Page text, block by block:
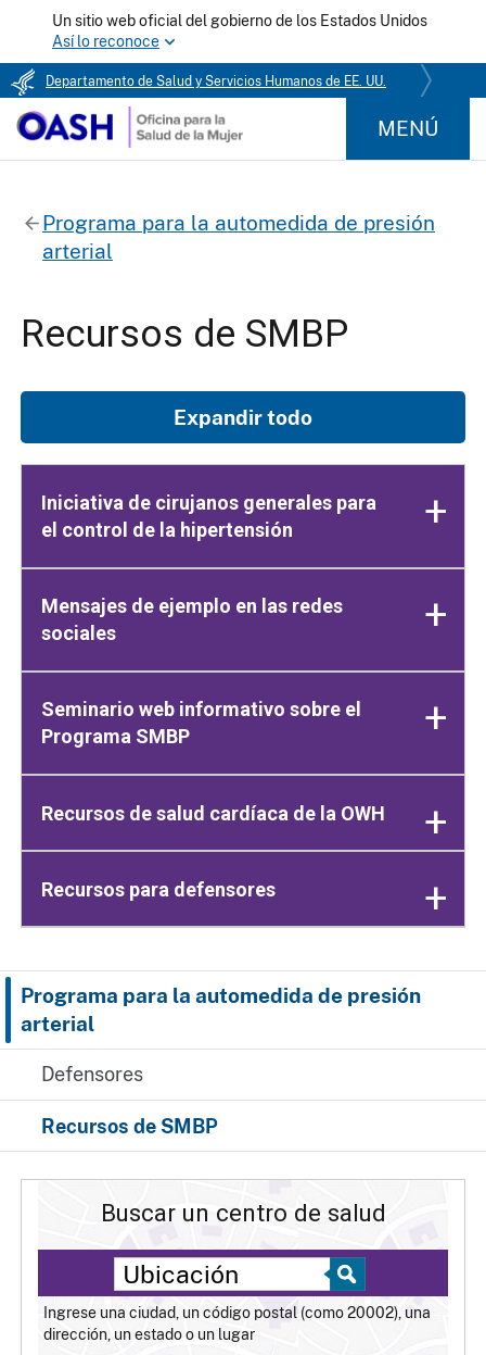
Un sitio web oficial del gobierno de los Estados Unidos
Así lo reconoce
Departamento de Salud y Servicios Humanos de EE. UU.
MENÚ
Programa para la automedida de presión
arterial
Programa para la automedida de presión
arterial
Defensores
Recursos de SMBP
Buscar un centro de salud
Ingrese una ciudad, un código postal (como 20002), una
dirección, un estado o un lugar
Recursos de SMBP
Expandir todo
Iniciativa de cirujanos generales para
el control de la hipertensión
Mensajes de ejemplo en las redes
sociales
Seminario web informativo sobre el
Programa SMBP
Recursos de salud cardíaca de la OWH
Recursos para defensores